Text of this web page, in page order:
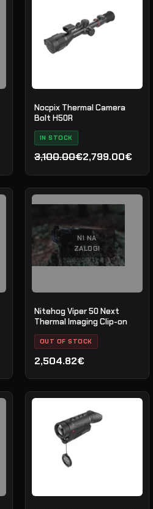
Nocpix Thermal Camera
Bolt H50R
IN STOCK
3,100.00€
Izvirna
cena
je
3,100.00€.
2,799.00€
Trenutna
cena
je:
NI NA
ZALOGI
Nitehog Viper 50 Next
Thermal Imaging Clip-on
OUT OF STOCK
2,504.82€